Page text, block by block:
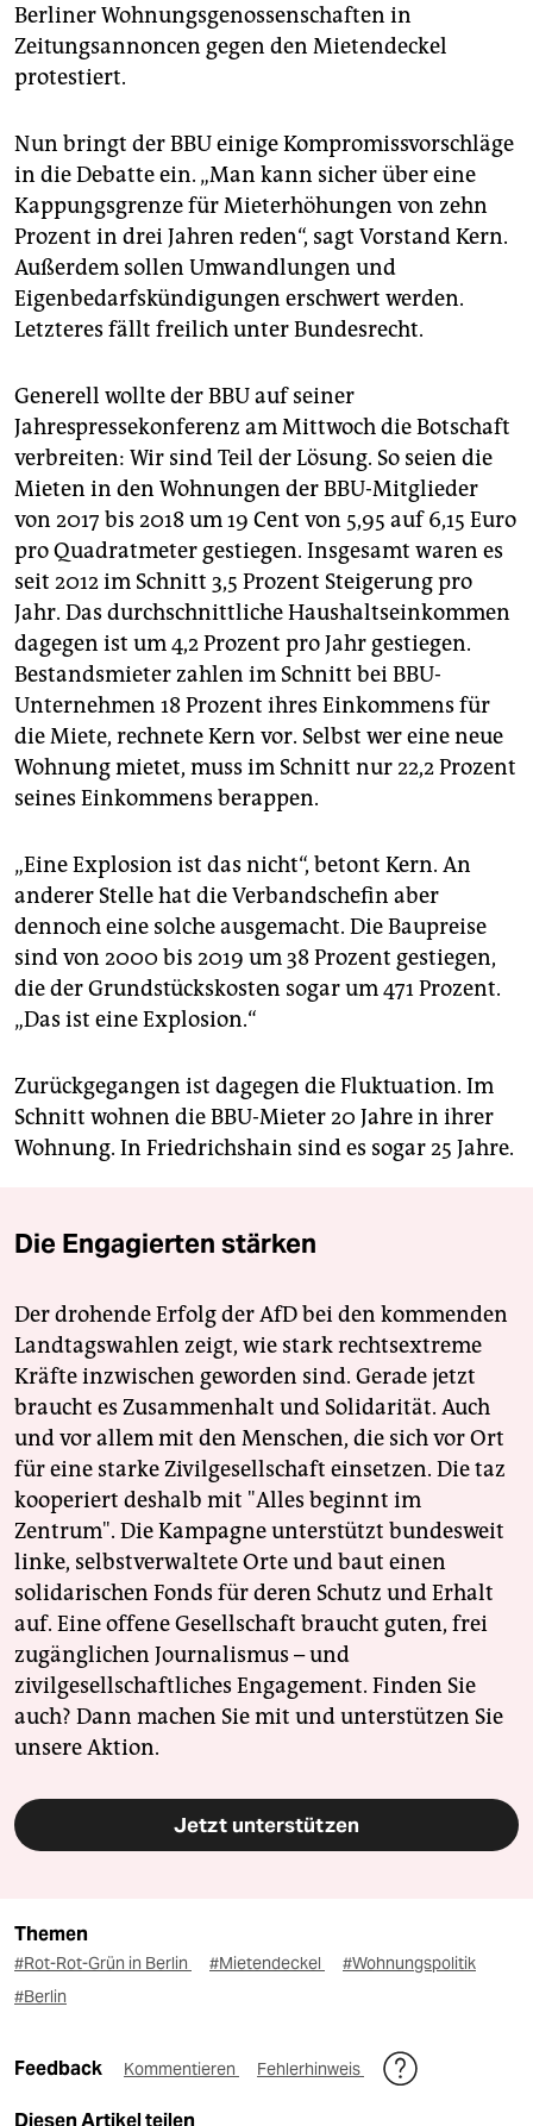
Berliner Wohnungsgenossenschaften in
Zeitungsannoncen gegen den Mietendeckel
protestiert.
Nun bringt der BBU einige Kompromissvorschläge
in die Debatte ein. „Man kann sicher über eine
Kappungsgrenze für Mieterhöhungen von zehn
Prozent in drei Jahren reden“, sagt Vorstand Kern.
Außerdem sollen Umwandlungen und
Eigenbedarfskündigungen erschwert werden.
Letzteres fällt freilich unter Bundesrecht.
Generell wollte der BBU auf seiner
Jahrespressekonferenz am Mittwoch die Botschaft
verbreiten: Wir sind Teil der Lösung. So seien die
Mieten in den Wohnungen der BBU-Mitglieder
von 2017 bis 2018 um 19 Cent von 5,95 auf 6,15 Euro
pro Quadratmeter gestiegen. Insgesamt waren es
seit 2012 im Schnitt 3,5 Prozent Steigerung pro
Jahr. Das durchschnittliche Haushaltseinkommen
dagegen ist um 4,2 Prozent pro Jahr gestiegen.
Bestandsmieter zahlen im Schnitt bei BBU-
Unternehmen 18 Prozent ihres Einkommens für
die Miete, rechnete Kern vor. Selbst wer eine neue
Wohnung mietet, muss im Schnitt nur 22,2 Prozent
seines Einkommens berappen.
„Eine Explosion ist das nicht“, betont Kern. An
anderer Stelle hat die Verbandschefin aber
dennoch eine solche ausgemacht. Die Baupreise
sind von 2000 bis 2019 um 38 Prozent gestiegen,
die der Grundstückskosten sogar um 471 Prozent.
„Das ist eine Explosion.“
Zurückgegangen ist dagegen die Fluktuation. Im
Schnitt wohnen die BBU-Mieter 20 Jahre in ihrer
Wohnung. In Friedrichshain sind es sogar 25 Jahre.
Die Engagierten stärken
Der drohende Erfolg der AfD bei den kommenden
Landtagswahlen zeigt, wie stark rechtsextreme
Kräfte inzwischen geworden sind. Gerade jetzt
braucht es Zusammenhalt und Solidarität. Auch
und vor allem mit den Menschen, die sich vor Ort
für eine starke Zivilgesellschaft einsetzen. Die taz
kooperiert deshalb mit "Alles beginnt im
Zentrum". Die Kampagne unterstützt bundesweit
linke, selbstverwaltete Orte und baut einen
solidarischen Fonds für deren Schutz und Erhalt
auf. Eine offene Gesellschaft braucht guten, frei
zugänglichen Journalismus – und
zivilgesellschaftliches Engagement. Finden Sie
auch? Dann machen Sie mit und unterstützen Sie
unsere Aktion.
Jetzt unterstützen
Themen
#Rot-Rot-Grün in Berlin #Mietendeckel
#Wohnungspolitik
#Berlin
Feedback Kommentieren Fehlerhinweis
Diesen Artikel teilen